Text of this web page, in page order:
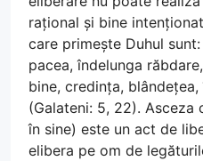
rațional și bine
care primește Duhul
pacea, îndelunga
bine, credința,
(Galateni: 5, 22). Asceza
în sine) este un act de
elibera pe om de